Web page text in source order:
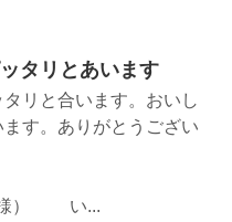
タリとあいます
リと合います。おいし
ます。ありがとうござい
。
様） い...